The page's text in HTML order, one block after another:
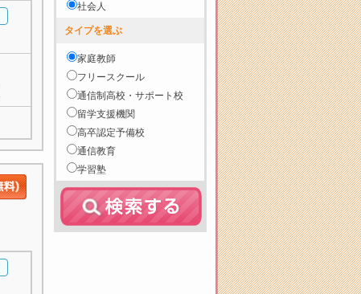
社会人
タイプを選ぶ
家庭教師
フリースクール
通信制高校・サポート校
留学支援機関
高卒認定予備校
通信教育
学習塾